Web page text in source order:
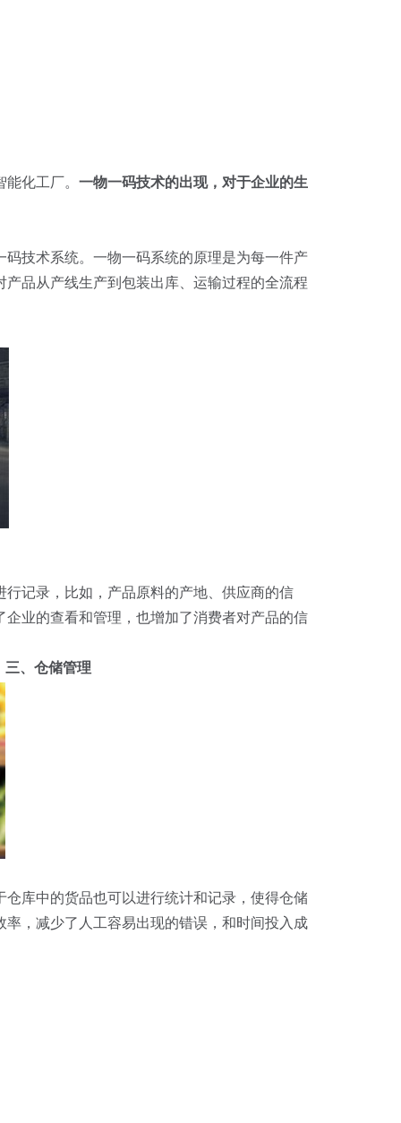
化工厂。 一物一码技术的出现，对于企业的生
技术系统。一物一码系统的原理是为每一件产
品从产线生产到包装出库、运输过程的全流程
记录，比如，产品原料的产地、供应商的信
业的查看和管理，也增加了消费者对产品的信
三、仓储管理
库中的货品也可以进行统计和记录，使得仓储
，减少了人工容易出现的错误，和时间投入成